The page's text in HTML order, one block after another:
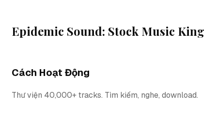
Epidemic Sound: Stock Music King
Cách Hoạt Động
Thư viện 40,000+ tracks. Tìm kiếm, nghe, download.